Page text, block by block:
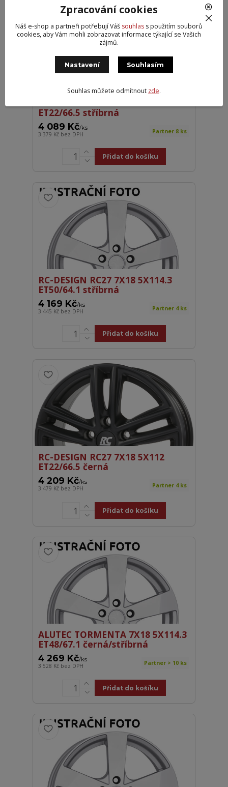
ET22/66.5 stříbrná
4 089 Kč/ks
3 379 Kč bez DPH Partner 8 ks
Přidat do košíku
RC-DESIGN RC27 7X18 5X114.3
ET50/64.1 stříbrná
4 169 Kč/ks
3 445 Kč bez DPH Partner 4 ks
Přidat do košíku
RC-DESIGN RC27 7X18 5X112
ET22/66.5 černá
4 209 Kč/ks
3 479 Kč bez DPH Partner 4 ks
Přidat do košíku
ALUTEC TORMENTA 7X18 5X114.3
ET48/67.1 černá/stříbrná
4 269 Kč/ks
3 528 Kč bez DPH Partner > 10 ks
Přidat do košíku
Zpracování cookies
Náš e-shop a partneři potřebují Váš souhlass použitím souborů
cookies, aby Vám mohli zobrazovat informace týkající se Vašich
zájmů.
Nastavení Souhlasím
Souhlas můžete odmítnout zde.